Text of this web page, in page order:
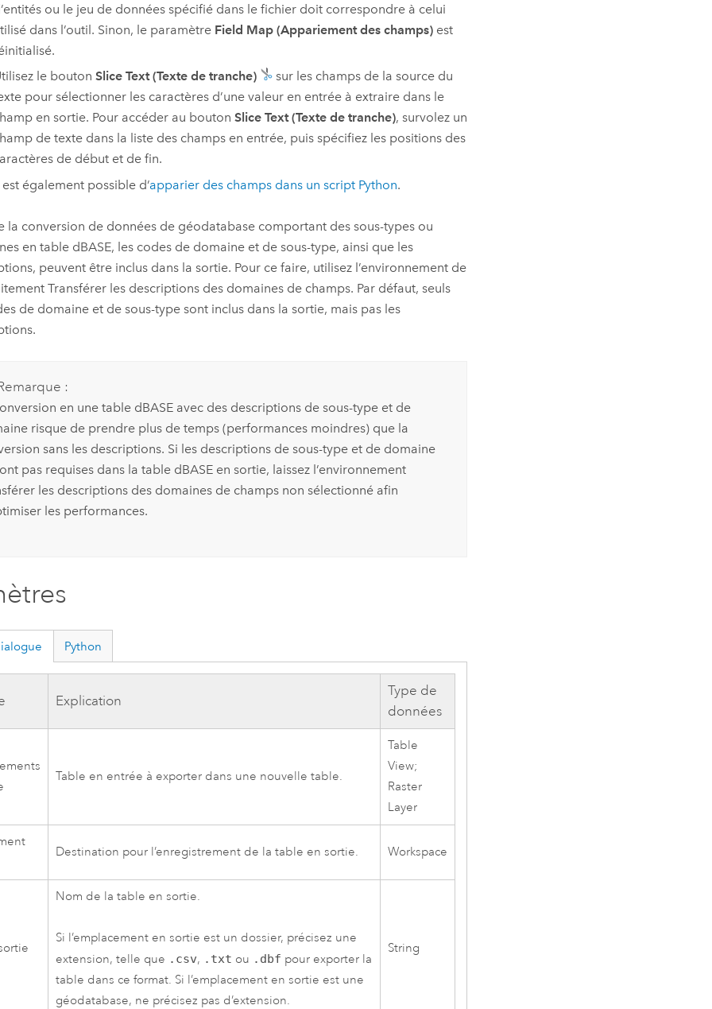
ou le jeu de données spécifié dans le fichier doit correspondre à celui
dans l’outil. Sinon, le paramètre Field Map (Appariement des champs)est
le bouton Slice Text (Texte de tranche)
sur les champs de la source du
pour sélectionner les caractères d’une valeur en entrée à extraire dans le
en sortie. Pour accéder au bouton Slice Text (Texte de tranche), survolez un
de texte dans la liste des champs en entrée, puis spécifiez les positions des
de début et de fin.
est également possible d’apparier des champs dans un script Python.
la conversion de données de géodatabase comportant des sous-types ou
en table dBASE, les codes de domaine et de sous-type, ainsi que les
peuvent être inclus dans la sortie. Pour ce faire, utilisez l’environnement de
Transférer les descriptions des domaines de champs. Par défaut, seuls
de domaine et de sous-type sont inclus dans la sortie, mais pas les
:
en une table dBASE avec des descriptions de sous-type et de
risque de prendre plus de temps (performances moindres) que la
sans les descriptions. Si les descriptions de sous-type et de domaine
pas requises dans la table dBASE en sortie, laissez l’environnement
les descriptions des domaines de champs non sélectionné afin
les performances.
Python
Explication
Type de
données
Table en entrée à exporter dans une nouvelle table.
Table
View;
Raster
Layer
Destination pour l’enregistrement de la table en sortie. Workspace
Nom de la table en sortie.
Si l’emplacement en sortie est un dossier, précisez une
extension, telle que .csv, .txt ou .dbf pour exporter la
table dans ce format. Si l’emplacement en sortie est une
géodatabase, ne précisez pas d’extension.
String